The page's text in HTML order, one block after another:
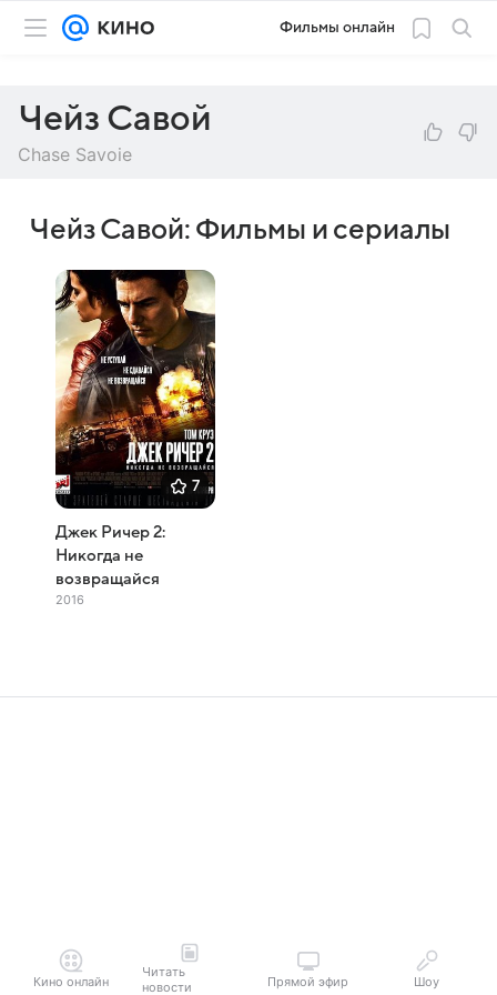
Фильмы онлайн
Чейз Савой
Chase Savoie
Чейз Савой: Фильмы и сериалы
7
Джек Ричер 2:
Никогда не
возвращайся
2016
Кино онлайн
Читать
новости
Прямой эфир Шоу